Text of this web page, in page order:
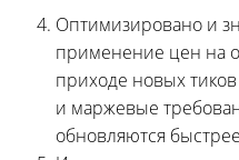
Оптимизировано и
применение цен на
приходе новых
и маржевые
обновляются